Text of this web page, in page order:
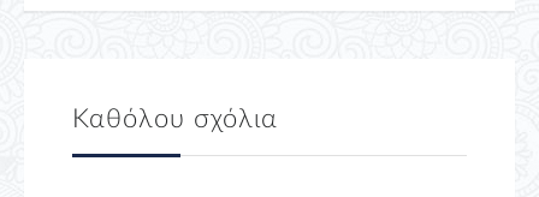
Καθόλου σχόλια